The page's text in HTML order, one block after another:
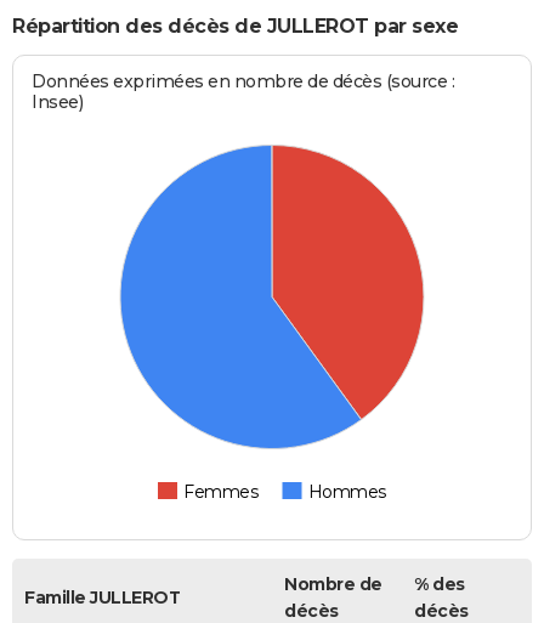
Répartition des décès de JULLEROT par sexe
Données exprimées en nombre de décès (source :
Insee)
Femmes Hommes
Famille JULLEROT
Nombre de
décès
% des
décès